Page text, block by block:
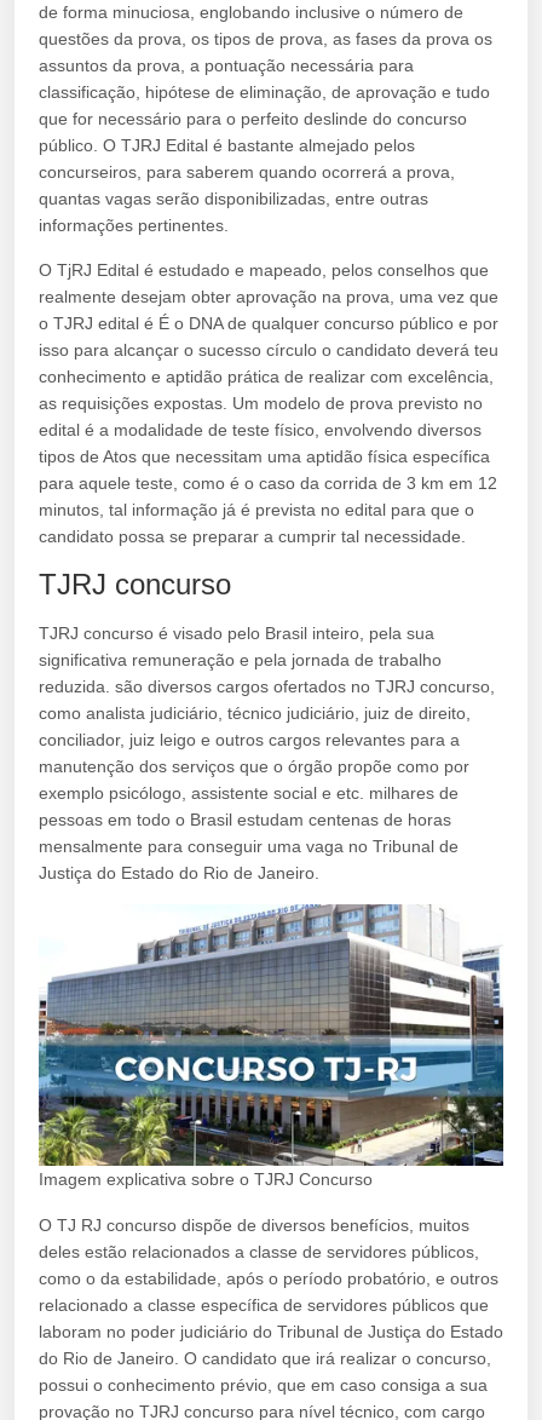
de forma minuciosa, englobando inclusive o número de
questões da prova, os tipos de prova, as fases da prova os
assuntos da prova, a pontuação necessária para
classificação, hipótese de eliminação, de aprovação e tudo
que for necessário para o perfeito deslinde do concurso
público. O TJRJ Edital é bastante almejado pelos
concurseiros, para saberem quando ocorrerá a prova,
quantas vagas serão disponibilizadas, entre outras
informações pertinentes.
O TjRJ Edital é estudado e mapeado, pelos conselhos que
realmente desejam obter aprovação na prova, uma vez que
o TJRJ edital é É o DNA de qualquer concurso público e por
isso para alcançar o sucesso círculo o candidato deverá teu
conhecimento e aptidão prática de realizar com excelência,
as requisições expostas. Um modelo de prova previsto no
edital é a modalidade de teste físico, envolvendo diversos
tipos de Atos que necessitam uma aptidão física específica
para aquele teste, como é o caso da corrida de 3 km em 12
minutos, tal informação já é prevista no edital para que o
candidato possa se preparar a cumprir tal necessidade.
TJRJ concurso
TJRJ concurso é visado pelo Brasil inteiro, pela sua
significativa remuneração e pela jornada de trabalho
reduzida. são diversos cargos ofertados no TJRJ concurso,
como analista judiciário, técnico judiciário, juiz de direito,
conciliador, juiz leigo e outros cargos relevantes para a
manutenção dos serviços que o órgão propõe como por
exemplo psicólogo, assistente social e etc. milhares de
pessoas em todo o Brasil estudam centenas de horas
mensalmente para conseguir uma vaga no Tribunal de
Justiça do Estado do Rio de Janeiro.
Imagem explicativa sobre o TJRJ Concurso
O TJ RJ concurso dispõe de diversos benefícios, muitos
deles estão relacionados a classe de servidores públicos,
como o da estabilidade, após o período probatório, e outros
relacionado a classe específica de servidores públicos que
laboram no poder judiciário do Tribunal de Justiça do Estado
do Rio de Janeiro. O candidato que irá realizar o concurso,
possui o conhecimento prévio, que em caso consiga a sua
provação no TJRJ concurso para nível técnico, com cargo